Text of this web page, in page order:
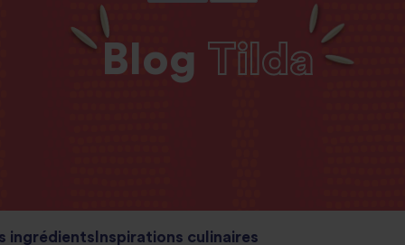
Blog Tilda
ingrédients Inspirations culinaires